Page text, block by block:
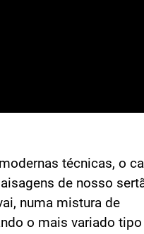
técnicas, o
de nosso
numa mistura de
o mais variado